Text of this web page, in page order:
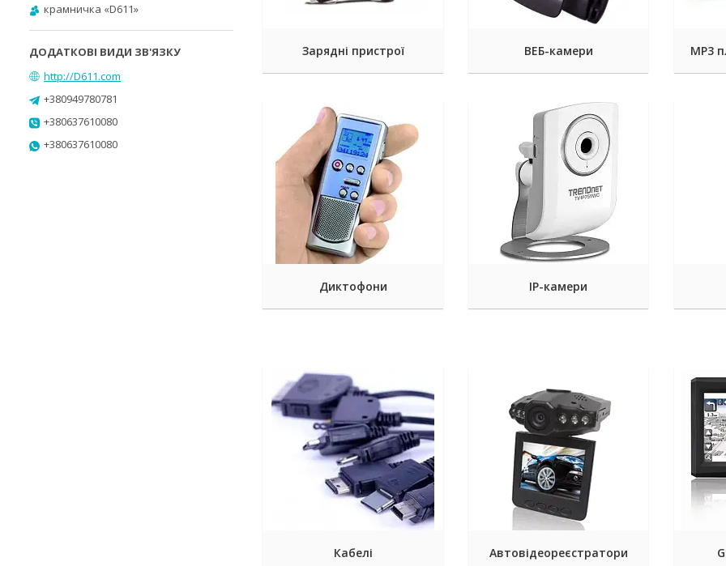
Зарядні пристрої ВЕБ-камери MP3
Диктофони IP-камери
Кабелі Автовідеореєстратори
крамничка «D611»
http://D611.com
+380949780781
+380637610080
+380637610080